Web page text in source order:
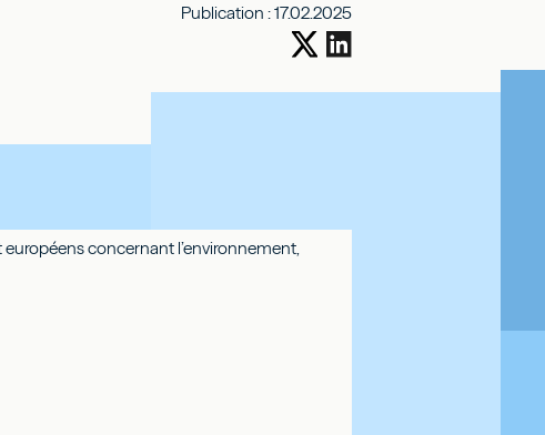
Publication :17.02.2025
concernant l’environnement,